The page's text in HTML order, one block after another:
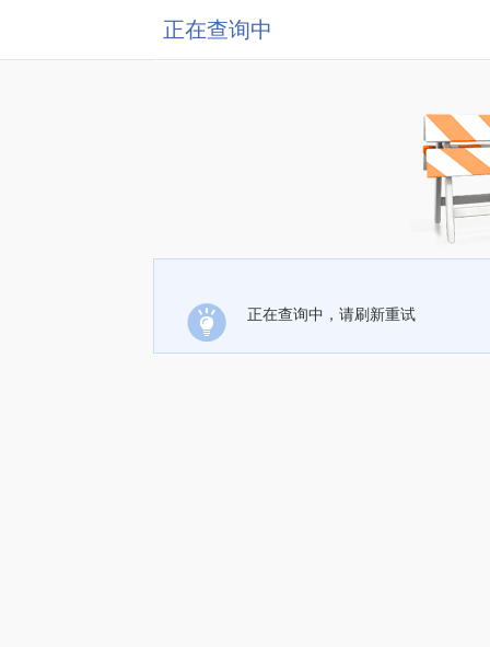
正在查询中
正在查询中，请刷新重试